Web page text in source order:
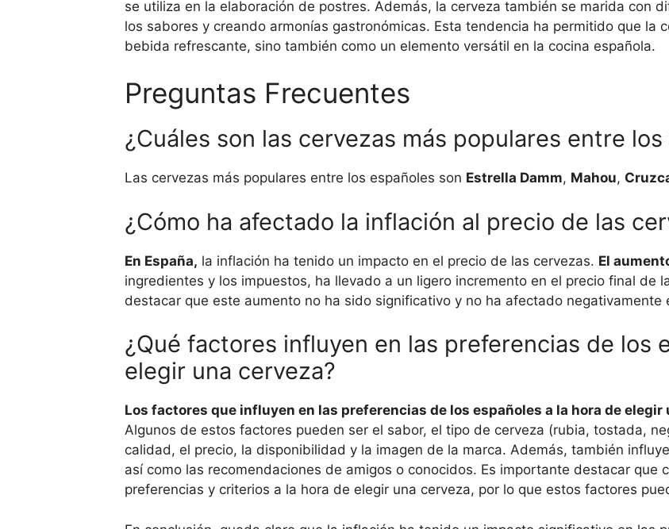
se utiliza en la elaboración de postres. Además, la cerveza también se marida con
los sabores y creando armonías gastronómicas. Esta tendencia ha permitido que la
bebida refrescante, sino también como un elemento versátil en la cocina española.
Preguntas Frecuentes
¿Cuáles son las cervezas más populares entre
Las cervezas más populares entre los españoles son Estrella Damm, Mahou,
¿Cómo ha afectado la inflación al precio de las
En España, la inflación ha tenido un impacto en el precio de las cervezas. El
ingredientes y los impuestos, ha llevado a un ligero incremento en el precio final de
destacar que este aumento no ha sido significativo y no ha afectado negativamente
¿Qué factores influyen en las preferencias de los
elegir una cerveza?
Los factores que influyen en las preferencias de los españoles a la hora de
Algunos de estos factores pueden ser el sabor, el tipo de cerveza (rubia, tostada,
calidad, el precio, la disponibilidad y la imagen de la marca. Además, también
así como las recomendaciones de amigos o conocidos. Es importante destacar que
preferencias y criterios a la hora de elegir una cerveza, por lo que estos factores